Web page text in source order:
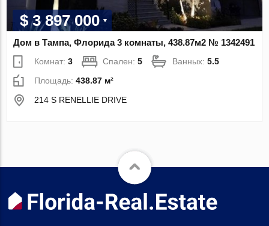
$ 3 897 000
Дом в Тампа, Флорида 3 комнаты, 438.87м2 № 1342491
Комнат:3 Спален:5 Ванных:5.5
Площадь:438.87 м²
214 S RENELLIE DRIVE